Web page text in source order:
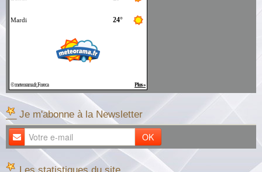
__ Je m'abonne à la Newsletter
OK
__ Les statistiques du site